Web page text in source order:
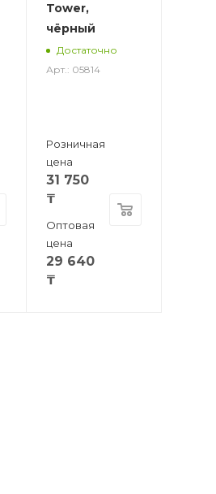
Tower,
чёрный
Достаточно
Арт.: 05814
Розничная
цена
31 750
₸
Оптовая
цена
29 640
₸